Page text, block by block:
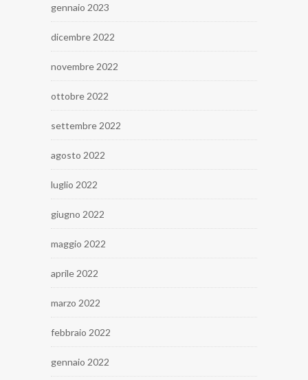
gennaio 2023
dicembre 2022
novembre 2022
ottobre 2022
settembre 2022
agosto 2022
luglio 2022
giugno 2022
maggio 2022
aprile 2022
marzo 2022
febbraio 2022
gennaio 2022